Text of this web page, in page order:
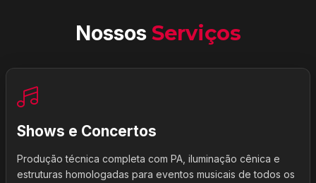
Nossos Serviços
Shows e Concertos
Produção técnica completa com PA, iluminação cênica e
estruturas homologadas para eventos musicais de todos os